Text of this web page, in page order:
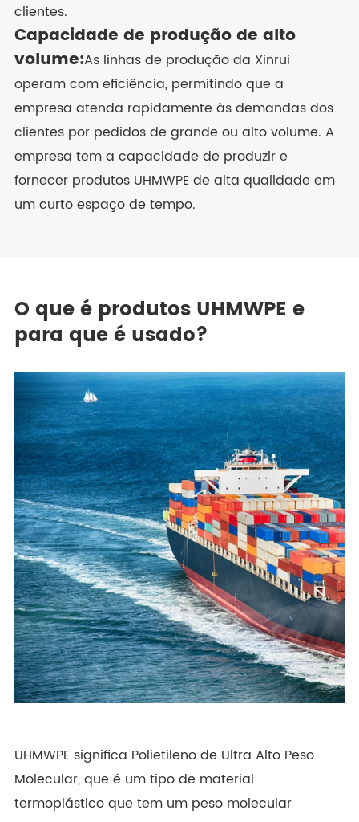
clientes.
Capacidade de produção de alto
volume:As linhas de produção da Xinrui
operam com eficiência, permitindo que a
empresa atenda rapidamente às demandas dos
clientes por pedidos de grande ou alto volume. A
empresa tem a capacidade de produzir e
fornecer produtos UHMWPE de alta qualidade em
um curto espaço de tempo.
O que é produtos UHMWPE e
para que é usado?
UHMWPE significa Polietileno de Ultra Alto Peso
Molecular, que é um tipo de material
termoplástico que tem um peso molecular